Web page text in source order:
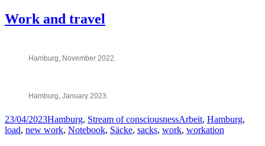
Work and travel
Hamburg, November 2022.
Hamburg, January 2023.
Posted
on
23/04/2023Categories
Hamburg, Stream of consciousnessTags
Arbeit, Hamburg,
load, new work, Notebook, Säcke, sacks, work, workation
n
d
u
s
s
d
s
s
s
e